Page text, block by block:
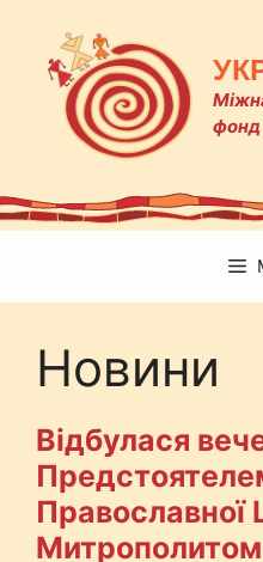
вмісту
фонд
Новини
Відбулася
Православної
Митрополитом